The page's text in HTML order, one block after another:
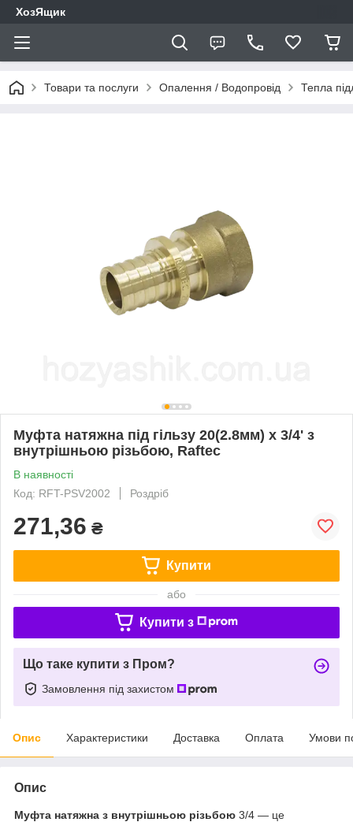
ХозЯщик
Товари та послуги Опалення / Водопровід Тепла
Муфта натяжна під гільзу 20(2.8мм) х 3/4' з
внутрішньою різьбою, Raftec
В наявності
Код: RFT-PSV2002
Роздріб
271,36 ₴
Купити
або
Купити з
Що таке купити з Пром?
Замовлення під захистом
Опис Характеристики Доставка Оплата Умови
Опис
Муфта натяжна з внутрішньою різьбою 3/4 — це